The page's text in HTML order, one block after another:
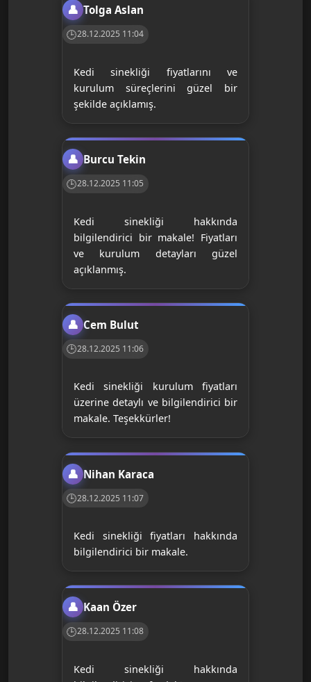
Tolga Aslan
28.12.2025 11:04
Kedi sinekliği fiyatlarını ve
kurulum süreçlerini güzel bir
şekilde açıklamış.
Burcu Tekin
28.12.2025 11:05
Kedi sinekliği hakkında
bilgilendirici bir makale! Fiyatları
ve kurulum detayları güzel
açıklanmış.
Cem Bulut
28.12.2025 11:06
Kedi sinekliği kurulum fiyatları
üzerine detaylı ve bilgilendirici bir
makale. Teşekkürler!
Nihan Karaca
28.12.2025 11:07
Kedi sinekliği fiyatları hakkında
bilgilendirici bir makale.
Kaan Özer
28.12.2025 11:08
Kedi sinekliği hakkında